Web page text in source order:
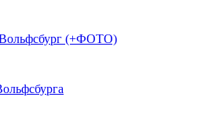
Вольфсбург (+ФОТО)